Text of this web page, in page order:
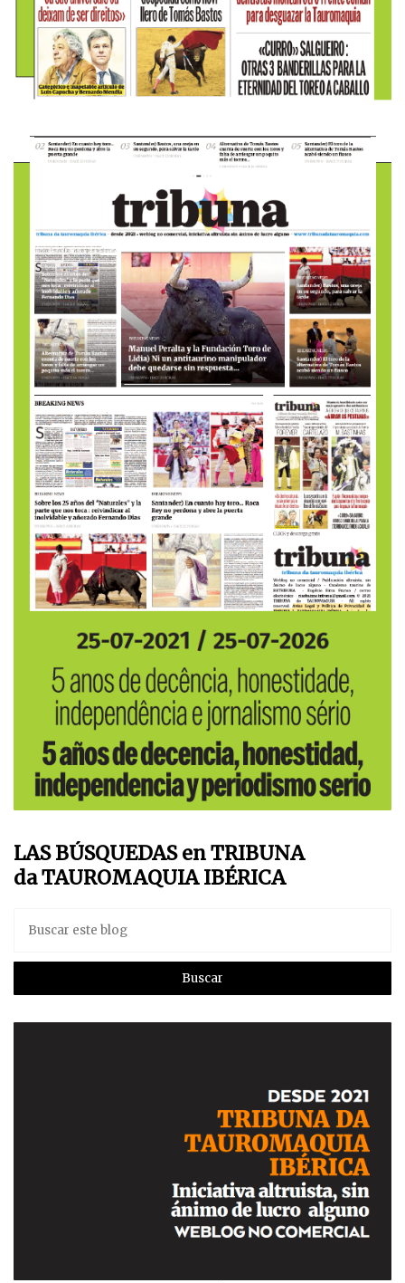
LAS BÚSQUEDAS en TRIBUNA
da TAUROMAQUIA IBÉRICA